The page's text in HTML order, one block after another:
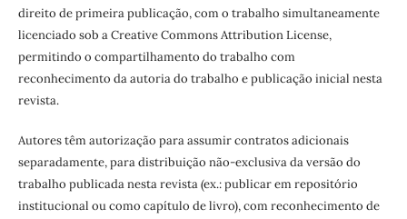
direito de primeira publicação, com o trabalho simultaneamente
licenciado sob a Creative Commons Attribution License,
permitindo o compartilhamento do trabalho com
reconhecimento da autoria do trabalho e publicação inicial nesta
revista.
Autores têm autorização para assumir contratos adicionais
separadamente, para distribuição não-exclusiva da versão do
trabalho publicada nesta revista (ex.: publicar em repositório
institucional ou como capítulo de livro), com reconhecimento de